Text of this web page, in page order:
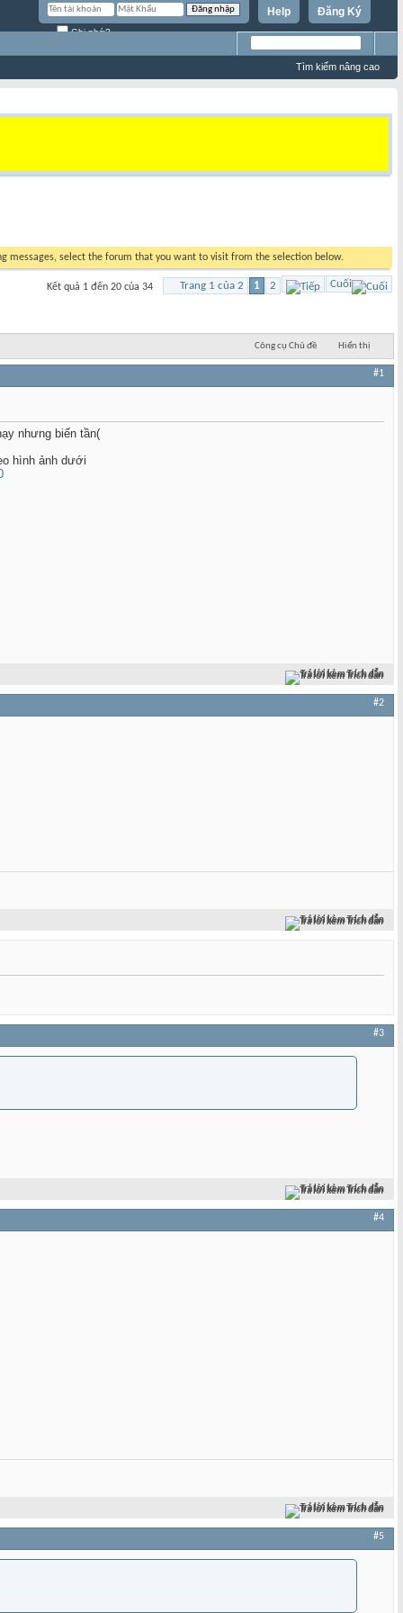
Đăng Ký
Help
Ghi nhớ?
Tìm kiếm nâng cao
messages, select the forum that you want to visit from the selection below.
Trang 1 của 2 1 2 Cuối
Kết quả 1 đến 20 của 34
Công cụ Chủ đề Hiển thị
#1
nhưng biến tần(
hình ảnh dưới
Trả lời kèm Trích dẫn
#2
Trả lời kèm Trích dẫn
#3
Trả lời kèm Trích dẫn
#4
Trả lời kèm Trích dẫn
#5